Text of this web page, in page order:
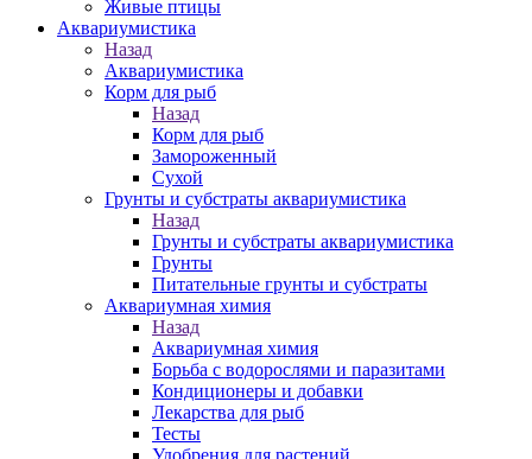
Живые птицы
Аквариумистика
Назад
Аквариумистика
Корм для рыб
Назад
Корм для рыб
Замороженный
Сухой
Грунты и субстраты аквариумистика
Назад
Грунты и субстраты аквариумистика
Грунты
Питательные грунты и субстраты
Аквариумная химия
Назад
Аквариумная химия
Борьба с водорослями и паразитами
Кондиционеры и добавки
Лекарства для рыб
Тесты
Удобрения для растений